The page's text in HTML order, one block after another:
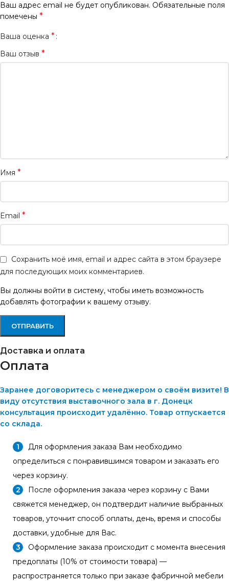
Ваш адрес email не будет опубликован. Обязательные поля
помечены *
Ваша оценка *
Ваш отзыв *
Имя *
Email *
Сохранить моё имя, email и адрес сайта в этом браузере
для последующих моих комментариев.
Вы должны войти в систему, чтобы иметь возможность
добавлять фотографии к вашему отзыву.
Доставка и оплата
Оплата
Заранее договоритесь с менеджером о своём визите! В
виду отсутствия выставочного зала в г. Донецк
консультация происходит удалённо. Товар отпускается
со склада.
Для оформления заказа Вам необходимо
определиться с понравившимся товаром и заказать его
через корзину.
После оформления заказа через корзину с Вами
свяжется менеджер, он подтвердит наличие выбранных
товаров, уточнит способ оплаты, день, время и способы
доставки, удобные для Вас.
Оформление заказа происходит с момента внесения
предоплаты (10% от стоимости товара) —
распространяется только при заказе фабричной мебели